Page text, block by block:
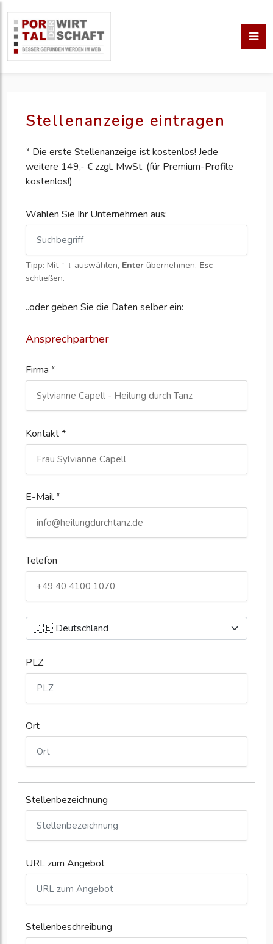
Stellenanzeige eintragen
* Die erste Stellenanzeige ist kostenlos! Jede
weitere 149,- € zzgl. MwSt. (für Premium-Profile
kostenlos!)
Wählen Sie Ihr Unternehmen aus:
Tipp: Mit ↑ ↓ auswählen, Enter übernehmen, Esc
schließen.
..oder geben Sie die Daten selber ein:
Ansprechpartner
Firma *
Kontakt *
E-Mail *
Telefon
PLZ
Ort
Stellenbezeichnung
URL zum Angebot
Stellenbeschreibung